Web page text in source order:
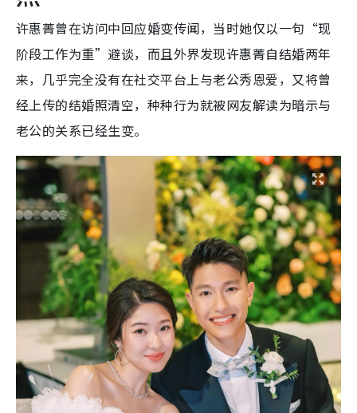
许惠菁曾在访问中回应婚变传闻，当时她仅以一句“现
阶段工作为重”避谈，而且外界发现许惠菁自结婚两年
来，几乎完全没有在社交平台上与老公秀恩爱，又将曾
经上传的结婚照清空，种种行为就被网友解读为暗示与
老公的关系已经生变。